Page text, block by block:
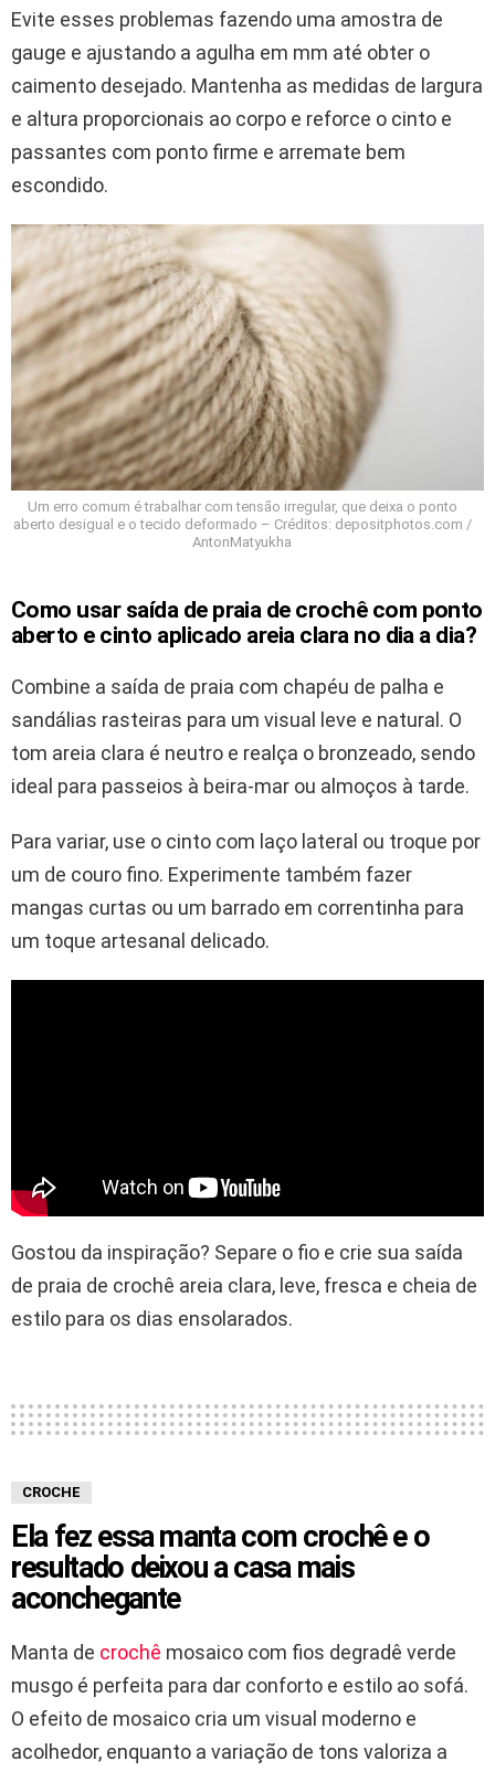
Evite esses problemas fazendo uma amostra de
gauge e ajustando a agulha em mm até obter o
caimento desejado. Mantenha as medidas de largura
e altura proporcionais ao corpo e reforce o cinto e
passantes com ponto firme e arremate bem
escondido.
Um erro comum é trabalhar com tensão irregular, que deixa o ponto
aberto desigual e o tecido deformado – Créditos: depositphotos.com /
AntonMatyukha
Como usar saída de praia de crochê com ponto
aberto e cinto aplicado areia clara no dia a dia?
Combine a saída de praia com chapéu de palha e
sandálias rasteiras para um visual leve e natural. O
tom areia clara é neutro e realça o bronzeado, sendo
ideal para passeios à beira-mar ou almoços à tarde.
Para variar, use o cinto com laço lateral ou troque por
um de couro fino. Experimente também fazer
mangas curtas ou um barrado em correntinha para
um toque artesanal delicado.
Gostou da inspiração? Separe o fio e crie sua saída
de praia de crochê areia clara, leve, fresca e cheia de
estilo para os dias ensolarados.
CROCHE
Ela fez essa manta com crochê e o
resultado deixou a casa mais
aconchegante
Manta de crochê mosaico com fios degradê verde
musgo é perfeita para dar conforto e estilo ao sofá.
O efeito de mosaico cria um visual moderno e
acolhedor, enquanto a variação de tons valoriza a